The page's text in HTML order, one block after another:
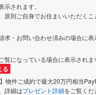
示されます。
原則ご自身でお住まいいただくこ
求・お問い合わせ済みの場合に表
覧になっている場合に表示されま
る
物件ご成約で最大20万円相当
詳細はプレゼント詳細をご覧くだ